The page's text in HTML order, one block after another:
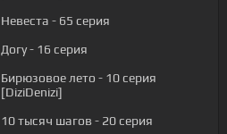
Невеста - 65 серия
Догу- 16 серия
Бирюзовое лето - 10 серия
[DiziDenizi]
10 тысяч шагов - 20 серия